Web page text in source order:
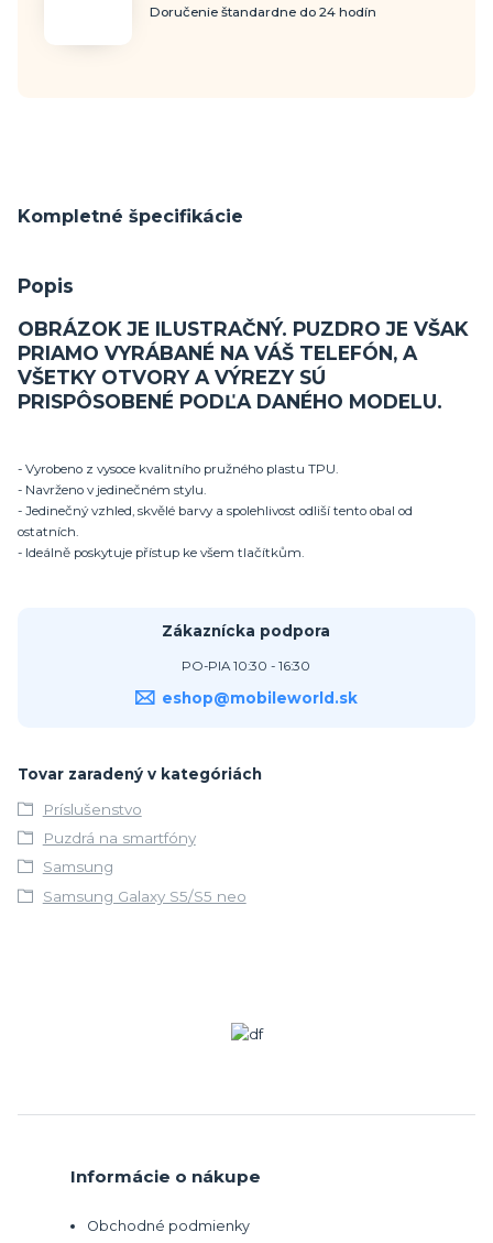
Doručenie štandardne do 24 hodín
Kompletné špecifikácie
Popis
OBRÁZOK JE ILUSTRAČNÝ. PUZDRO JE VŠAK
PRIAMO VYRÁBANÉ NA VÁŠ TELEFÓN, A
VŠETKY OTVORY A VÝREZY SÚ
PRISPÔSOBENÉ PODĽA DANÉHO MODELU.
- Vyrobeno z vysoce kvalitního pružného plastu TPU.
- Navrženo v jedinečném stylu.
- Jedinečný vzhled, skvělé barvy a spolehlivost odliší tento obal od
ostatních.
- Ideálně poskytuje přístup ke všem tlačítkům.
Zákaznícka podpora
PO-PIA 10:30 - 16:30
eshop@mobileworld.sk
Tovar zaradený v kategóriách
Príslušenstvo
Puzdrá na smartfóny
Samsung
Samsung Galaxy S5/S5 neo
Informácie o nákupe
Obchodné podmienky